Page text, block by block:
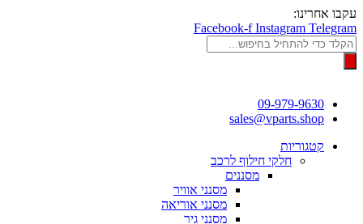
דלג
לתוכן
עקבו אחרינו:
Facebook-f Instagram Telegram
Products
search
09-979-9630
sales@vparts.shop
קטגוריות
חלקי חילוף לרכב
מסננים
מסנני אוויר
מסנני אוריאה
מסנני גיר